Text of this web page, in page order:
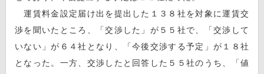
運賃料金設定届け出を提出した１３８社を対象に運賃交
渉を聞いたところ、「交渉した」が５５社で、「交渉して
いない」が６４社となり、「今後交渉する予定」が１８社
となった。一方、交渉したと回答した５５社のうち、「値